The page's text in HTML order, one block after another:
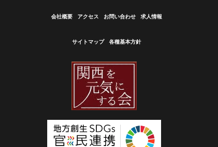
会社概要 アクセス お問い合わせ 求人情報
サイトマップ 各種基本方針